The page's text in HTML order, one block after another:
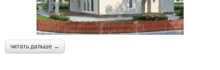
читать дальше →